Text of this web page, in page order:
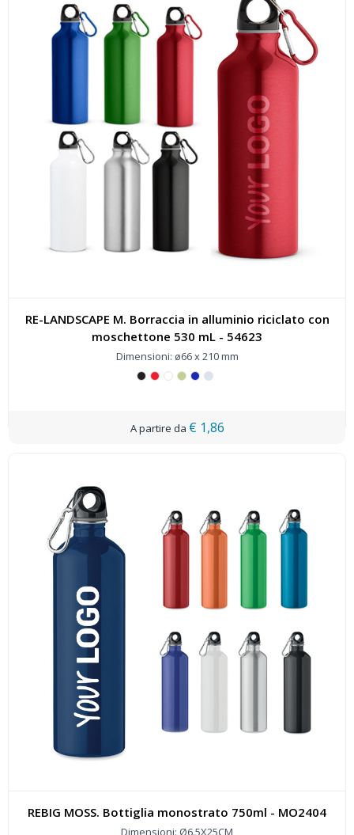
RE-LANDSCAPE M. Borraccia in alluminio riciclato con
moschettone 530 mL - 54623
Dimensioni: ø66 x 210 mm
€ 1,86
REBIG MOSS. Bottiglia monostrato 750ml - MO2404
Dimensioni: Ø6.5X25CM